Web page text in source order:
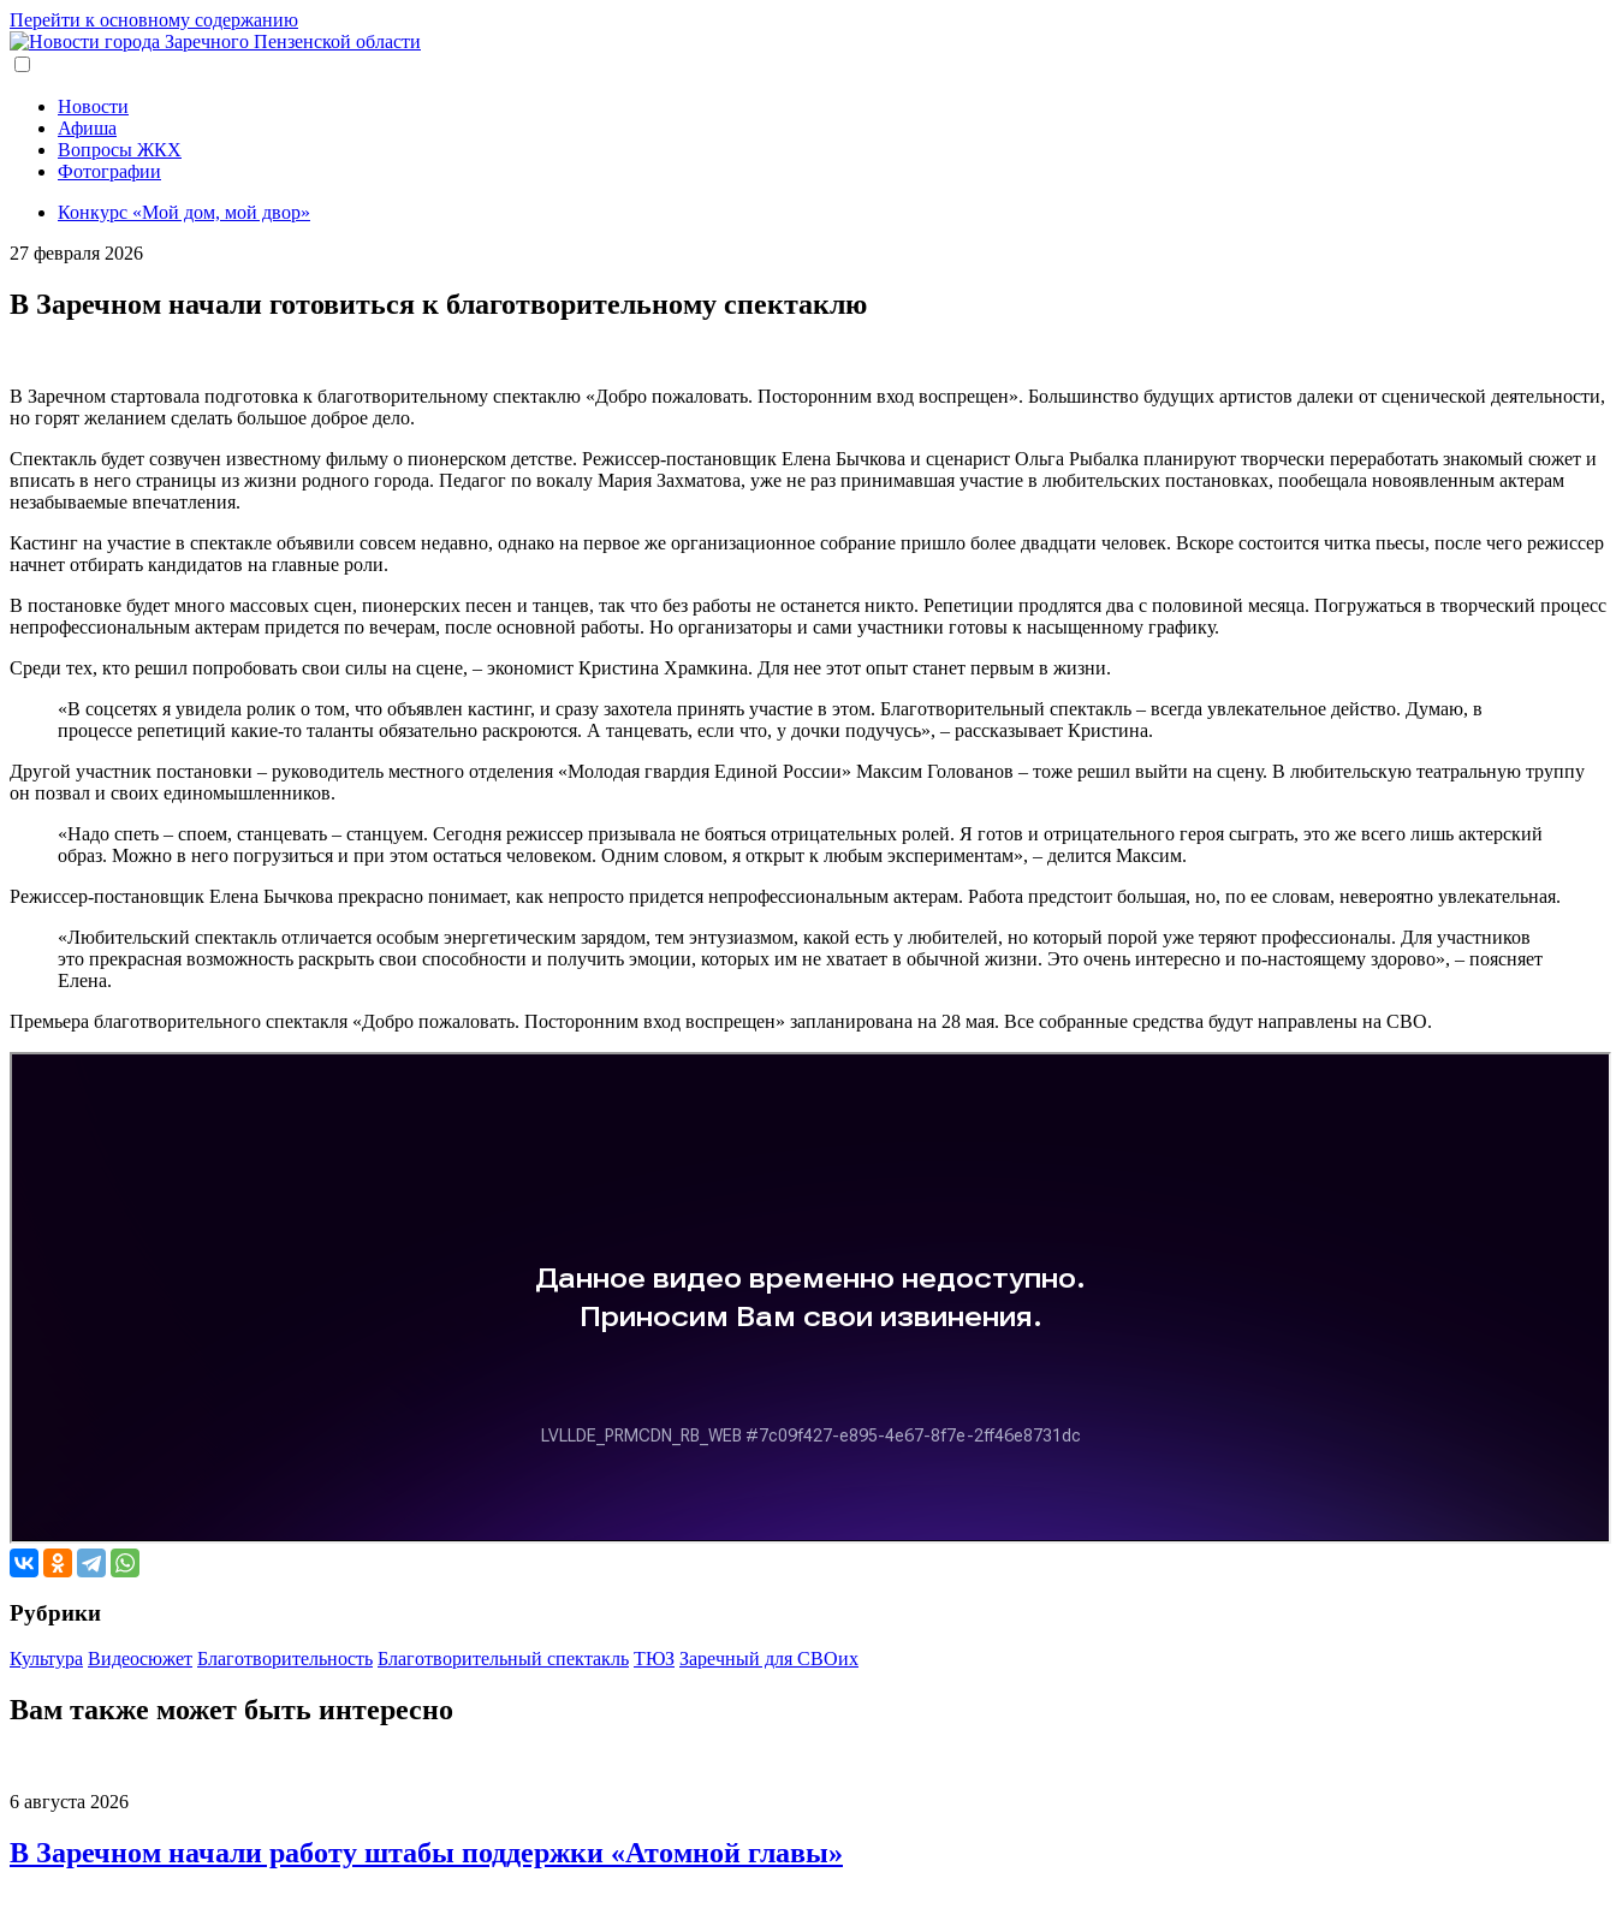
Перейти к основному содержанию
Новости
Афиша
Вопросы ЖКХ
Фотографии
Конкурс «Мой дом, мой двор»
27 февраля 2026
В Заречном начали готовиться к благотворительному спектаклю
В Заречном стартовала подготовка к благотворительному спектаклю «Добро пожаловать. Посторонним вход воспрещен». Большинство будущих артистов далеки от сценической деятельности,
но горят желанием сделать большое доброе дело.
Спектакль будет созвучен известному фильму о пионерском детстве. Режиссер-постановщик Елена Бычкова и сценарист Ольга Рыбалка планируют творчески переработать знакомый сюжет и
вписать в него страницы из жизни родного города. Педагог по вокалу Мария Захматова, уже не раз принимавшая участие в любительских постановках, пообещала новоявленным актерам
незабываемые впечатления.
Кастинг на участие в спектакле объявили совсем недавно, однако на первое же организационное собрание пришло более двадцати человек. Вскоре состоится читка пьесы, после чего режиссер
начнет отбирать кандидатов на главные роли.
В постановке будет много массовых сцен, пионерских песен и танцев, так что без работы не останется никто. Репетиции продлятся два с половиной месяца. Погружаться в творческий процесс
непрофессиональным актерам придется по вечерам, после основной работы. Но организаторы и сами участники готовы к насыщенному графику.
Среди тех, кто решил попробовать свои силы на сцене, – экономист Кристина Храмкина. Для нее этот опыт станет первым в жизни.
«В соцсетях я увидела ролик о том, что объявлен кастинг, и сразу захотела принять участие в этом. Благотворительный спектакль – всегда увлекательное действо. Думаю, в
процессе репетиций какие-то таланты обязательно раскроются. А танцевать, если что, у дочки подучусь», – рассказывает Кристина.
Другой участник постановки – руководитель местного отделения «Молодая гвардия Единой России» Максим Голованов – тоже решил выйти на сцену. В любительскую театральную труппу
он позвал и своих единомышленников.
«Надо спеть – споем, станцевать – станцуем. Сегодня режиссер призывала не бояться отрицательных ролей. Я готов и отрицательного героя сыграть, это же всего лишь актерский
образ. Можно в него погрузиться и при этом остаться человеком. Одним словом, я открыт к любым экспериментам», – делится Максим.
Режиссер-постановщик Елена Бычкова прекрасно понимает, как непросто придется непрофессиональным актерам. Работа предстоит большая, но, по ее словам, невероятно увлекательная.
«Любительский спектакль отличается особым энергетическим зарядом, тем энтузиазмом, какой есть у любителей, но который порой уже теряют профессионалы. Для участников
это прекрасная возможность раскрыть свои способности и получить эмоции, которых им не хватает в обычной жизни. Это очень интересно и по-настоящему здорово», – поясняет
Елена.
Премьера благотворительного спектакля «Добро пожаловать. Посторонним вход воспрещен» запланирована на 28 мая. Все собранные средства будут направлены на СВО.
Рубрики
Культура Видеосюжет Благотворительность Благотворительный спектакль ТЮЗ Заречный для СВОих
Вам также может быть интересно
6 августа 2026
В Заречном начали работу штабы поддержки «Атомной главы»